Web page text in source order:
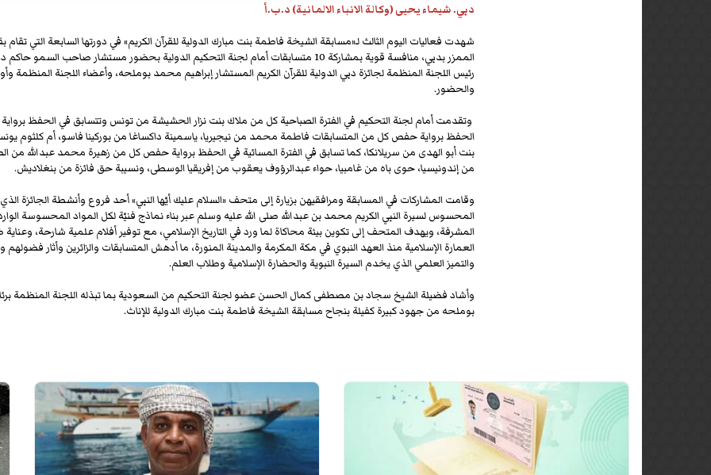
دبي. شيماء يحيى (وكالة الانباء الالمانية) د.ب.أ
شهدت فعاليات اليوم الثالث لـ«مسابقة الشيخة فاطمة بنت مبارك الدولية للقرآن الكريم» في دورتها السابعة التي تقام
الممزر بدبي، منافسة قوية بمشاركة 10 متسابقات أمام لجنة التحكيم الدولية بحضور مستشار صاحب
رئيس اللجنة المنظمة لجائزة دبي الدولية للقرآن الكريم المستشار إبراهيم محمد بوملحه، وأعضاء اللجنة المنظمة
والحضور.
وتقدمت أمام لجنة التحكيم في الفترة الصباحية كل من ملاك بنت نزار الحشيشة من تونس وتتسابق في الحفظ برواية
الحفظ برواية حفص كل من المتسابقات فاطمة محمد من نيجيريا، ياسمينة داكساغا من بوركينا فاسو، أم كلثوم
بنت أبو الهدى من سريلانكا، كما تسابق في الفترة المسائية في الحفظ برواية حفص كل من زهيرة محمد عبدالله
من إندونيسيا، حوى باه من غامبيا، حواء عبدالرؤوف يعقوب من إفريقيا الوسطى، ونسيبة حق فائزة من بنغلاديش.
وقامت المشاركات في المسابقة ومرافقيهن بزيارة إلى متحف «السلام عليك أيّها النبي» أحد فروع وأنشطة الجائزة
المحسوس لسيرة النبي الكريم محمد بن عبدالله صلى الله عليه وسلم عبر بناء نماذج فنيّة لكل المواد المحسوسة
المشرفة، ويهدف المتحف إلى تكوين بيئة محاكاة لما ورد في التاريخ الإسلامي، مع توفير أفلام علمية شارحة،
العمارة الإسلامية منذ العهد النبوي في مكة المكرمة والمدينة المنورة، ما أدهش المتسابقات والزائرين وأثار
والتميز العلمي الذي يخدم السيرة النبوية والحضارة الإسلامية وطلاب العلم.
وأشاد فضيلة الشيخ سجاد بن مصطفى كمال الحسن عضو لجنة التحكيم من السعودية بما تبذله اللجنة المنظمة
بوملحه من جهود كبيرة كفيلة بنجاح مسابقة الشيخة فاطمة بنت مبارك الدولية للإناث.